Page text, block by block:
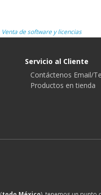
Venta de software y licencias
Servicio al Cliente
Contáctenos Email/
Productos en tienda